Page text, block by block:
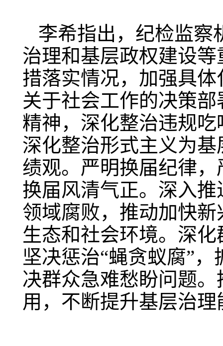
李希指出，纪检监察
治理和基层政权建设
措落实情况，加强具
关于社会工作的决策
精神，深化整治违规
深化整治形式主义为
绩观。严明换届纪律
换届风清气正。深入
领域腐败，推动加快
生态和社会环境。深
坚决惩治“蝇贪蚁腐”
决群众急难愁盼问题
用，不断提升基层治